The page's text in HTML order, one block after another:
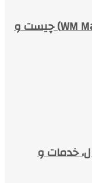
بروکر دبلیو ام مارکتس (WM Markets) چیست و
خدمات و